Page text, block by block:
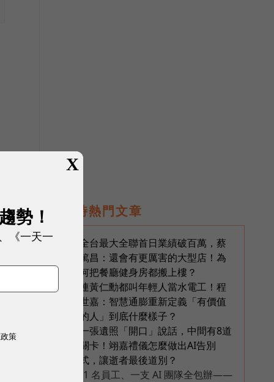
即時熱門文章
全台最大全聯首日業績破百萬，蔡
篤昌：還會有更厲害的大型店！為
何把餐廳健身房都搬上樓？
連黃仁勳都叫年輕人當水電工！程
世嘉：智慧通膨重新定義「有價值
的人」到底什麼樣子？
一張遺照「開口」說話，中間有8道
關卡！翊嘉禮儀怎麼做出AI告別
式，讓逝者最後道別？
1 名員工、一支 AI 團隊全包辦——
X
勢！
《一天一
策